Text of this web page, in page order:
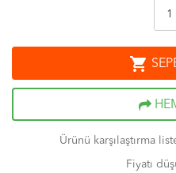
shopping_cart
Ürünü karşılaştırma
Fiyatı